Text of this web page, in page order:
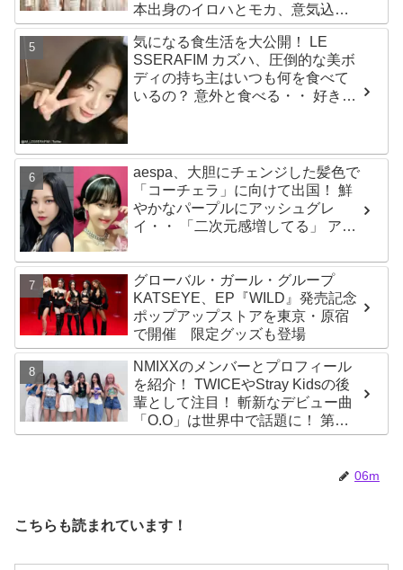
本出身のイロハとモカ、意気込み
を語る「ずっと夢見てたステー
ジ…嬉しくて光栄」
気になる食生活を大公開！ LE
SSERAFIM カズハ、圧倒的な美ボ
ディの持ち主はいつも何を食べて
いるの？ 意外と食べる・・ 好きな
aespa、大胆にチェンジした髪色で
「コーチェラ」に向けて出国！ 鮮
やかなパープルにアッシュグレ
イ・・ 「二次元感増してる」 アバ
グローバル・ガール・グループ
KATSEYE、EP『WILD』発売記念
ポップアップストアを東京・原宿
で開催 限定グッズも登場
NMIXXのメンバーとプロフィール
を紹介！ TWICEやStray Kidsの後
輩として注目！ 斬新なデビュー曲
「O.O」は世界中で話題に！ 第４
世代を代表する美女ソリュンをは
06m
こちらも読まれています！